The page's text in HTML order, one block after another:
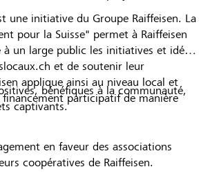
une initiative du Groupe Raiffeisen. La
pour la Suisse" permet à Raiffeisen
un large public les initiatives et idées
et de soutenir leur
applique ainsi au niveau local et
participatif de manière
bénéfiques à la communauté,
captivants.
en faveur des associations
coopératives de Raiffeisen.